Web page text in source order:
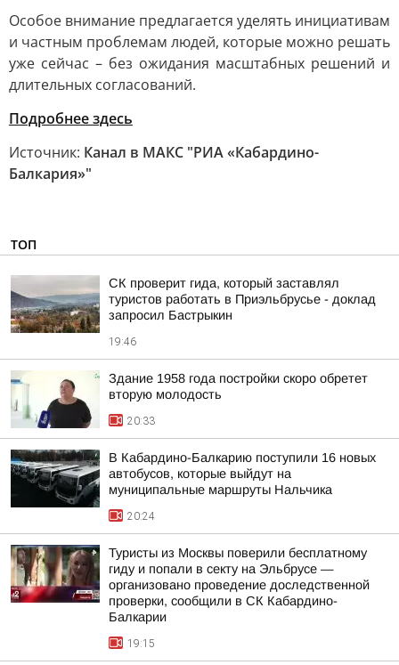
Особое внимание предлагается уделять инициативам
и частным проблемам людей, которые можно решать
уже сейчас – без ожидания масштабных решений и
длительных согласований.
Подробнее здесь
Источник: Канал в МАКС "РИА «Кабардино-
Балкария»"
ТОП
СК проверит гида, который заставлял
туристов работать в Приэльбрусье - доклад
запросил Бастрыкин
19:46
Здание 1958 года постройки скоро обретет
вторую молодость
20:33
В Кабардино-Балкарию поступили 16 новых
автобусов, которые выйдут на
муниципальные маршруты Нальчика
20:24
Туристы из Москвы поверили бесплатному
гиду и попали в секту на Эльбрусе —
организовано проведение доследственной
проверки, сообщили в СК Кабардино-
Балкарии
19:15